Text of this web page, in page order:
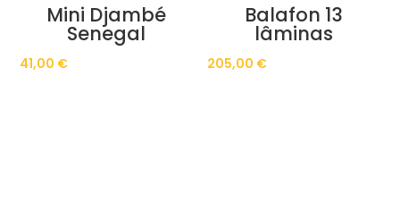
Mini Djambé
Senegal
41,00 €
Balafon 13
lâminas
205,00 €